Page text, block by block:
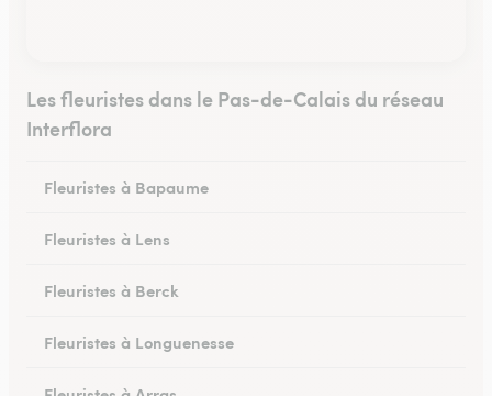
Les fleuristes dans le Pas-de-Calais du réseau
Interflora
Fleuristes à Bapaume
Fleuristes à Lens
Fleuristes à Berck
Fleuristes à Longuenesse